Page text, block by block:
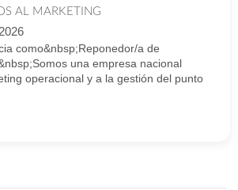
AL MARKETING
como&nbsp;Reponedor/a de
una empresa nacional
operacional y a la gestión del punto